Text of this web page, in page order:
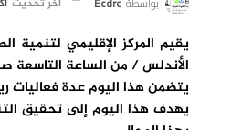
يقيم المركز الإقليمي لتنمية
الأندلس / من الساعة التاسعة
يتضمن هذا اليوم عدة فعاليات
يهدف هذا اليوم إلى تحقيق